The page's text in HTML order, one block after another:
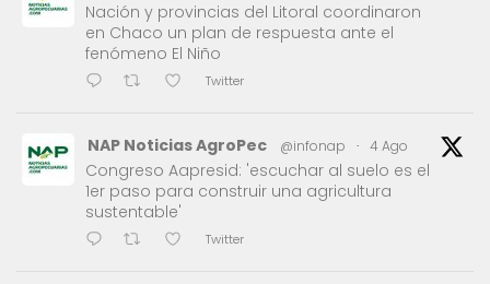
Nación y provincias del Litoral coordinaron
en Chaco un plan de respuesta ante el
fenómeno El Niño
Twitter
NAP Noticias AgroPec @infonap · 4 Ago
Congreso Aapresid: 'escuchar al suelo es el
1er paso para construir una agricultura
sustentable'
Twitter